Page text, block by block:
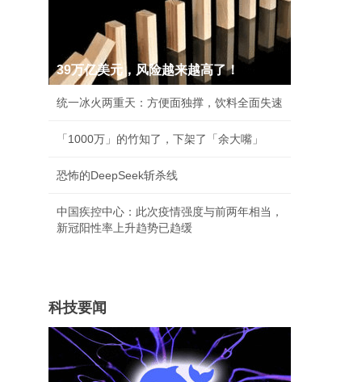
39万亿美元，风险越来越高了！
统一冰火两重天：方便面独撑，饮料全面失速
「1000万」的竹知了，下架了「余大嘴」
恐怖的DeepSeek斩杀线
中国疾控中心：此次疫情强度与前两年相当，
新冠阳性率上升趋势已趋缓
科技要闻